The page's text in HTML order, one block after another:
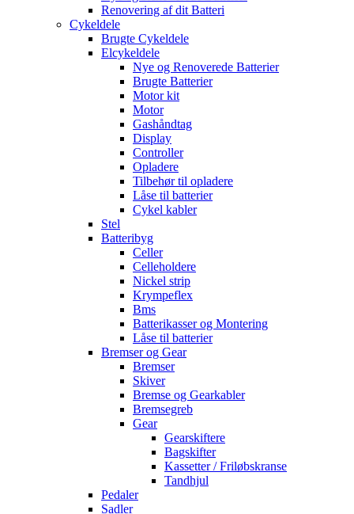
Renovering af dit Batteri
Cykeldele
Brugte Cykeldele
Elcykeldele
Nye og Renoverede Batterier
Brugte Batterier
Motor kit
Motor
Gashåndtag
Display
Controller
Opladere
Tilbehør til opladere
Låse til batterier
Cykel kabler
Stel
Batteribyg
Celler
Celleholdere
Nickel strip
Krympeflex
Bms
Batterikasser og Montering
Låse til batterier
Bremser og Gear
Bremser
Skiver
Bremse og Gearkabler
Bremsegreb
Gear
Gearskiftere
Bagskifter
Kassetter / Friløbskranse
Tandhjul
Pedaler
Sadler